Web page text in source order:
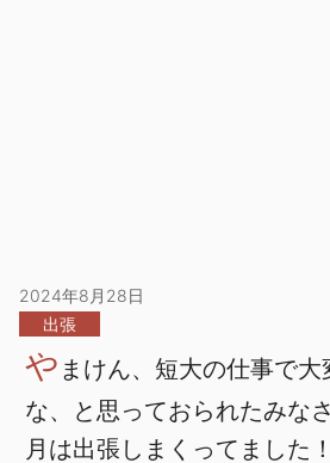
2024年8月28日
出張
や まけん、短大の仕事で大
な、と思っておられたみな
月は出張しまくってました